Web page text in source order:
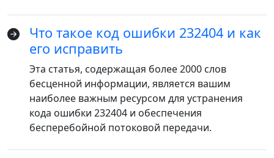
Что такое код ошибки 232404 и как
его исправить
Эта статья, содержащая более 2000 слов
бесценной информации, является вашим
наиболее важным ресурсом для устранения
кода ошибки 232404 и обеспечения
бесперебойной потоковой передачи.